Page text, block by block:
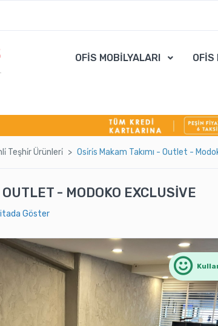
OFİS MOBİLYALARI OFİS
Teşhi̇r Ürünleri̇ Osi̇ri̇s Makam Takımı - Outlet -
- MODOKO EXCLUSİVE
Göster